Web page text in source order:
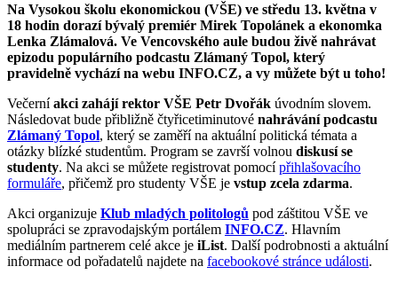
Na Vysokou školu ekonomickou (VŠE) ve středu 13. května v
18 hodin dorazí bývalý premiér Mirek Topolánek a ekonomka
Lenka Zlámalová. Ve Vencovského aule budou živě nahrávat
epizodu populárního podcastu Zlámaný Topol, který
pravidelně vychází na webu INFO.CZ, a vy můžete být u toho!
Večerníakci zahájí rektor VŠE Petr Dvořák úvodním slovem.
Následovat bude přibližně čtyřicetiminutové nahrávání podcastu
Zlámaný Topol, který se zaměří na aktuální politická témata a
otázky blízké studentům. Program se završí volnou diskusí se
studenty. Na akci se můžete registrovat pomocípřihlašovacího
formuláře, přičemž pro studenty VŠE je vstup zcela zdarma.
Akci organizuje Klub mladých politologů pod záštitou VŠE ve
spolupráci se zpravodajským portálem INFO.CZ. Hlavním
mediálním partnerem celé akce je iList. Další podrobnosti a aktuální
informace od pořadatelů najdete na facebookové stránce události.